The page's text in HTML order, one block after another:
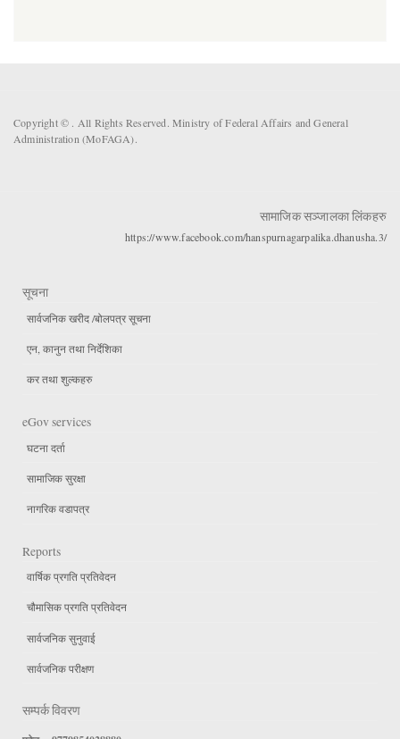
Copyright © . All Rights Reserved. Ministry of Federal Affairs and General
Administration (MoFAGA).
सामाजिक सञ्जालका लिंकहरु
https://www.facebook.com/hanspurnagarpalika.dhanusha.3/
सूचना
सार्वजनिक खरीद /बोलपत्र सूचना
एन, कानुन तथा निर्देशिका
कर तथा शुल्कहरु
eGov services
घटना दर्ता
सामाजिक सुरक्षा
नागरिक वडापत्र
Reports
वार्षिक प्रगति प्रतिवेदन
चौमासिक प्रगति प्रतिवेदन
सार्वजनिक सुनुवाई
सार्वजनिक परीक्षण
सम्पर्क विवरण